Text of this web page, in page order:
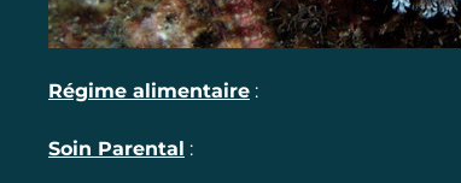
Régime alimentaire :
Soin Parental :